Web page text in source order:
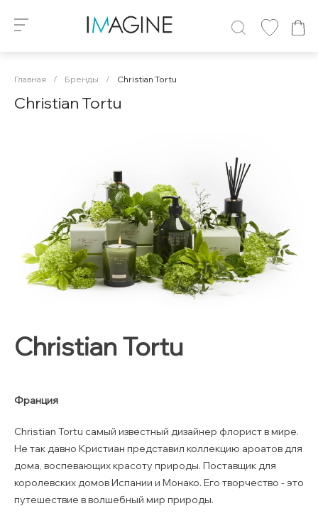
Главная / Бренды / Christian Tortu
Christian Tortu
Christian Tortu
Франция
Christian Tortu самый известный дизайнер флорист в мире.
Не так давно Кристиан представил коллекцию ароатов для
дома, воспевающих красоту природы. Поставщик для
королевских домов Испании и Монако. Его творчество - это
путешествие в волшебный мир природы.